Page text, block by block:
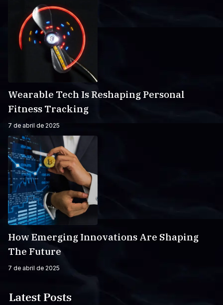
Wearable Tech Is Reshaping Personal
Fitness Tracking
7 de abril de 2025
How Emerging Innovations Are Shaping
The Future
7 de abril de 2025
Latest Posts